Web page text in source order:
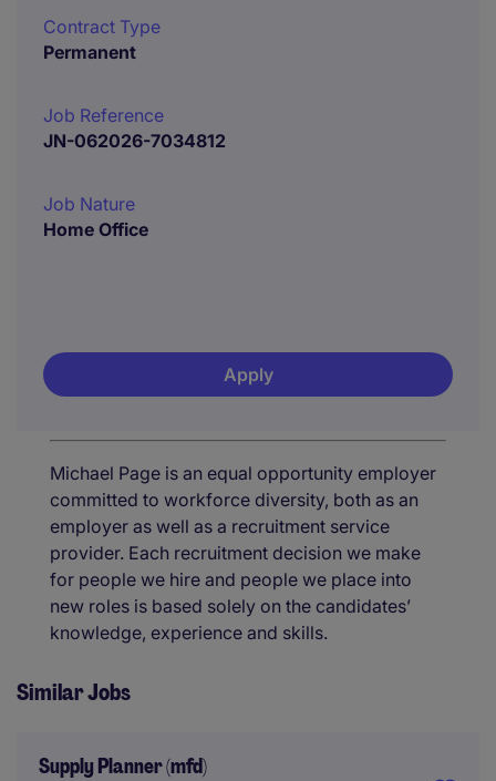
Contract Type
Permanent
Job Reference
JN-062026-7034812
Job Nature
Home Office
Apply
Michael Page is an equal opportunity employer
committed to workforce diversity, both as an
employer as well as a recruitment service
provider. Each recruitment decision we make
for people we hire and people we place into
new roles is based solely on the candidates’
knowledge, experience and skills.
Similar Jobs
Supply Planner (mfd)